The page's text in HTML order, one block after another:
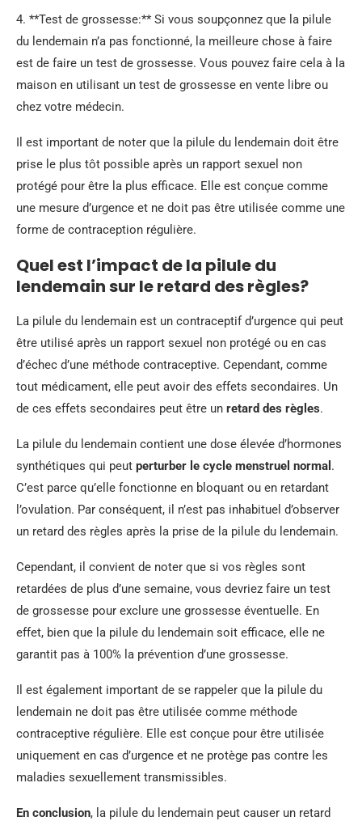
4. **Test de grossesse:** Si vous soupçonnez que la pilule
du lendemain n’a pas fonctionné, la meilleure chose à faire
est de faire un test de grossesse. Vous pouvez faire cela à la
maison en utilisant un test de grossesse en vente libre ou
chez votre médecin.
Il est important de noter que la pilule du lendemain doit être
prise le plus tôt possible après un rapport sexuel non
protégé pour être la plus efficace. Elle est conçue comme
une mesure d’urgence et ne doit pas être utilisée comme une
forme de contraception régulière.
Quel est l’impact de la pilule du
lendemain sur le retard des règles?
La pilule du lendemain est un contraceptif d’urgence qui peut
être utilisé après un rapport sexuel non protégé ou en cas
d’échec d’une méthode contraceptive. Cependant, comme
tout médicament, elle peut avoir des effets secondaires. Un
de ces effets secondaires peut être un retard des règles.
La pilule du lendemain contient une dose élevée d’hormones
synthétiques qui peut perturber le cycle menstruel normal .
C’est parce qu’elle fonctionne en bloquant ou en retardant
l’ovulation. Par conséquent, il n’est pas inhabituel d’observer
un retard des règles après la prise de la pilule du lendemain.
Cependant, il convient de noter que si vos règles sont
retardées de plus d’une semaine, vous devriez faire un test
de grossesse pour exclure une grossesse éventuelle. En
effet, bien que la pilule du lendemain soit efficace, elle ne
garantit pas à 100% la prévention d’une grossesse.
Il est également important de se rappeler que la pilule du
lendemain ne doit pas être utilisée comme méthode
contraceptive régulière. Elle est conçue pour être utilisée
uniquement en cas d’urgence et ne protège pas contre les
maladies sexuellement transmissibles.
En conclusion, la pilule du lendemain peut causer un retard